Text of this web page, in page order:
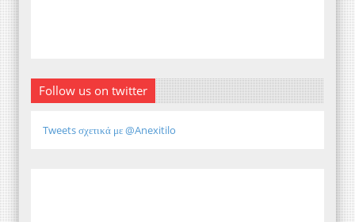
Follow us on twitter
Tweets σχετικά με @Anexitilo